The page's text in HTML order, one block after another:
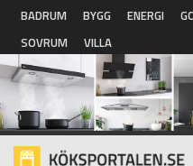
Hoppa till huvudinnehåll
BADRUM BYGG ENERGI
SOVRUM
VILLA